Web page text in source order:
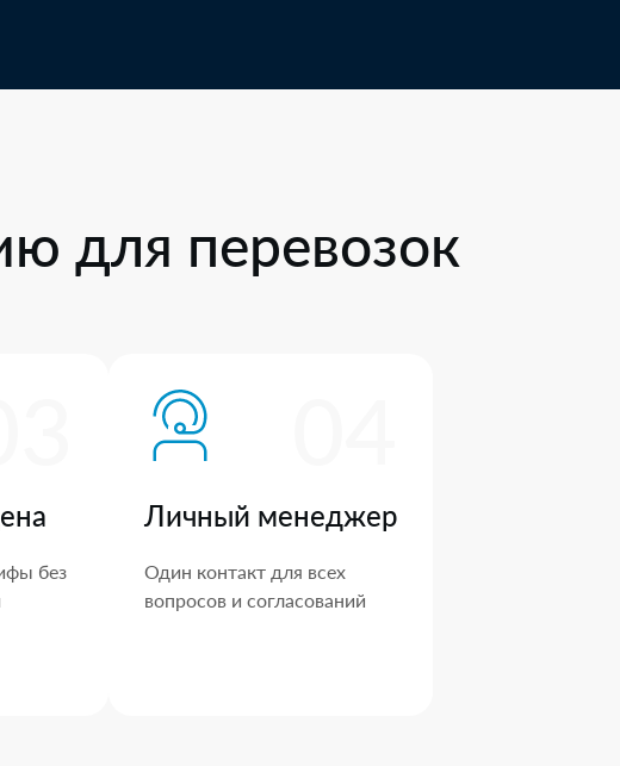
для перевозок
без
Личный менеджер
Один контакт для всех
вопросов и согласований